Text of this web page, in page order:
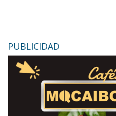
PUBLICIDAD